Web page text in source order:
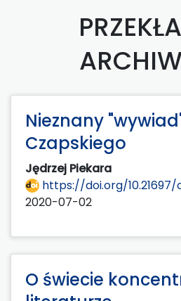
Nieznany
Czapskiego
Jędrzej Piekara
https://doi.org/10.21697/
2020-07-02
O świecie